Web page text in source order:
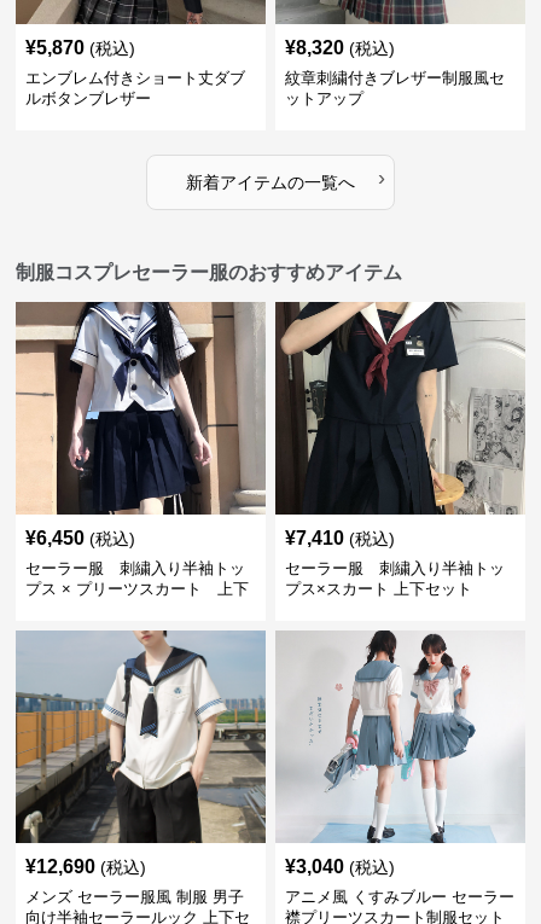
¥5,870 (税込)
エンブレム付きショート丈ダブ
ルボタンブレザー
¥8,320 (税込)
紋章刺繍付きブレザー制服風セ
ットアップ
新着アイテムの一覧へ ›
制服コスプレセーラー服のおすすめアイテム
¥6,450 (税込)
セーラー服 刺繍入り半袖トッ
プス × プリーツスカート 上下
¥7,410 (税込)
セーラー服 刺繍入り半袖トッ
プス×スカート 上下セット
¥12,690 (税込)
メンズ セーラー服風 制服 男子
向け半袖セーラールック 上下セ
¥3,040 (税込)
アニメ風 くすみブルー セーラー
襟プリーツスカート制服セット